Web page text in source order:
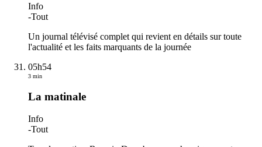
Info
-Tout
Un journal télévisé complet qui revient en détails sur toute
l'actualité et les faits marquants de la journée
05h54
3 min
La matinale
Info
-Tout